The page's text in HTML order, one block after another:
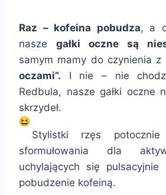
Raz – kofeina pobudza, a
nasze gałki oczne są
samym mamy do czynienia z
oczami”. I nie – nie
Redbula, nasze gałki oczne
skrzydeł.
Stylistki rzęs
sformułowania dla
uchylających się pulsacyjnie
pobudzenie kofeiną.